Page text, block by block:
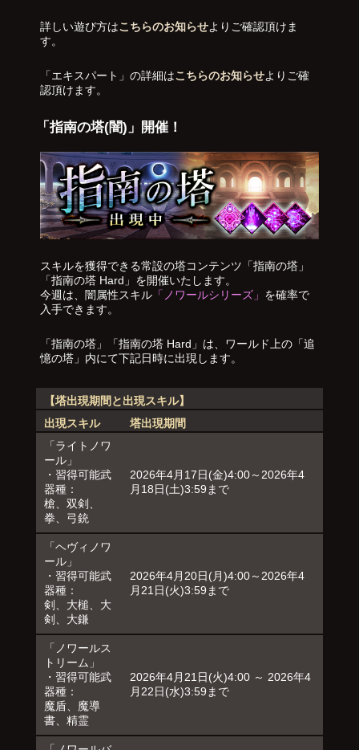
詳しい遊び方はこちらのお知らせよりご確認頂けま
す。
「エキスパート」の詳細はこちらのお知らせよりご確
認頂けます。
「指南の塔(闇)」開催！
スキルを獲得できる常設の塔コンテンツ「指南の塔」
「指南の塔 Hard」を開催いたします。
今週は、闇属性スキル「ノワールシリーズ」 を確率で
入手できます。
「指南の塔」「指南の塔 Hard」は、ワールド上の「追
憶の塔」内にて下記日時に出現します。
【塔出現期間と出現スキル】
出現スキル
塔出現期間
「ライトノワ
ール」
・習得可能武
器種：
槍、双剣、
拳、弓銃
2026年4月17日(金)4:00～2026年4
月18日(土)3:59まで
「ヘヴィノワ
ール」
・習得可能武
器種：
剣、大槌、大
剣、大鎌
2026年4月20日(月)4:00～2026年4
月21日(火)3:59まで
「ノワールス
トリーム」
・習得可能武
器種：
魔盾、魔導
書、精霊
2026年4月21日(火)4:00 ～ 2026年4
月22日(水)3:59まで